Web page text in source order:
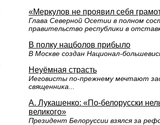
«Меркулов не проявил себя
Глава Северной Осетии в полном
правительство республики в
В полку нацболов прибыло
В Москве создан Национал-
Неуёмная страсть
Иеговисты по-прежнему мечтают
священника...
А. Лукашенко: «По-белорусски
великого»
Президент Белоруссии взялся за